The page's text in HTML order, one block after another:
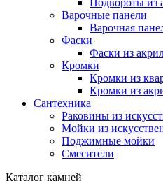
Подвороты из
Варочные панели
Варочная
Фаски
Фаски из
Кромки
Кромки из
Кромки из
Сантехника
Раковины из
Мойки из
Поджимные мойки
Смесители
Каталог камней